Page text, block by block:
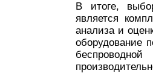
В итоге,
является
анализа и
оборудование